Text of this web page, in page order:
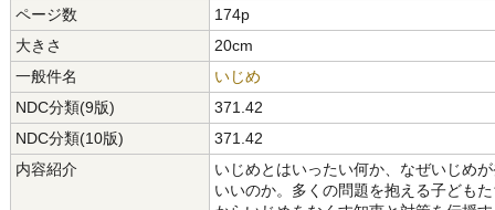
ページ数
174p
大きさ
20cm
一般件名
いじめ
NDC分類(9版)
371.42
NDC分類(10版)
371.42
内容紹介
いじめとはいったい何か、なぜいじめ
いいのか。多くの問題を抱える子ども